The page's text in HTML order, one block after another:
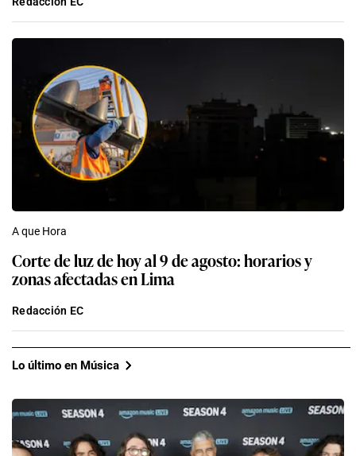
A que Hora
Corte de luz de hoy al 9 de agosto: horarios y
zonas afectadas en Lima
Redacción EC
Lo último en Música